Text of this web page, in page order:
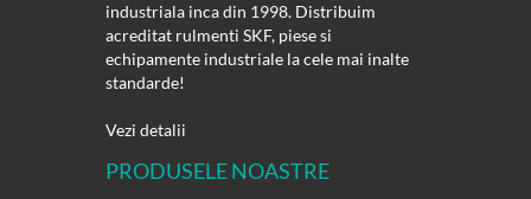
industriala inca din 1998. Distribuim
acreditat rulmenti SKF, piese si
echipamente industriale la cele mai inalte
standarde!
Vezi detalii
PRODUSELE NOASTRE